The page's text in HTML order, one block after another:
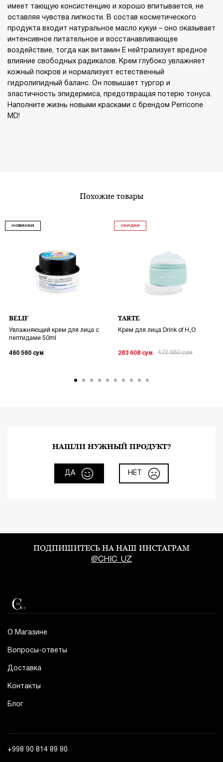
имеет тающую консистенцию и хорошо впитывается, не
оставляя чувства липкости. В состав косметического
продукта входит натуральное масло кукуи – оно оказывает
интенсивное питательное и восстанавливающее
воздействие, тогда как витамин Е нейтрализует вредное
влияние свободных радикалов. Крем глубоко увлажняет
кожный покров и нормализует естественный
гидролипидный баланс. Он повышает тургор и
эластичность эпидермиса, предотвращая потерю тонуса.
Наполните жизнь новыми красками с брендом Perricone
MD!
похожие товары
НОВИНКИ
BELIF
Увлажняющий крем для лица с
пептидами 50ml
460 560 сум
СКИДКИ
TARTE
Крем для лица Drink of H₂O
283 608 сум 472 680сум
НАШЛИ НУЖНЫЙ ПРОДУКТ?
ДА НЕТ
ПОДПИШИТЕСЬ НА НАШ ИНСТАГРАМ
@CHIC_UZ
О Магазине
Вопросы-ответы
Доставка
Контакты
Блог
+998 90 814 89 80